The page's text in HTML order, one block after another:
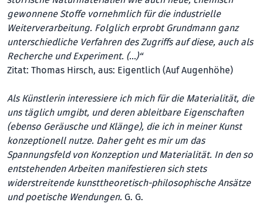
gewonnene Stoffe vornehmlich für die industrielle
Weiterverarbeitung. Folglich erprobt Grundmann ganz
unterschiedliche Verfahren des Zugriffs auf diese, auch als
Recherche und Experiment. (…)“
Zitat: Thomas Hirsch, aus: Eigentlich (Auf Augenhöhe)
Als Künstlerin interessiere ich mich für die Materialität, die
uns täglich umgibt, und deren ableitbare Eigenschaften
(ebenso Geräusche und Klänge), die ich in meiner Kunst
konzeptionell nutze. Daher geht es mir um das
Spannungsfeld von Konzeption und Materialität. In den so
entstehenden Arbeiten manifestieren sich stets
widerstreitende kunsttheoretisch-philosophische Ansätze
und poetische Wendungen. G. G.